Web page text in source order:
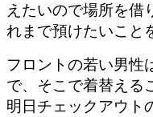
えたいので場所を借
れまで預けたいこと
フロントの若い男性
で、そこで着替える
明日チェックアウト